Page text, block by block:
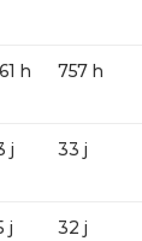
h 757 h
j 33 j
j 32 j